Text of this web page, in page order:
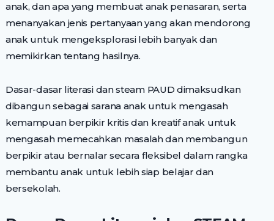
anak, dan apa yang membuat anak penasaran, serta
menanyakan jenis pertanyaan yang akan mendorong
anak untuk mengeksplorasi lebih banyak dan
memikirkan tentang hasilnya.
Dasar-dasar literasi dan steam PAUD dimaksudkan
dibangun sebagai sarana anak untuk mengasah
kemampuan berpikir kritis dan kreatif anak untuk
mengasah memecahkan masalah dan membangun
berpikir atau bernalar secara fleksibel dalam rangka
membantu anak untuk lebih siap belajar dan
bersekolah.